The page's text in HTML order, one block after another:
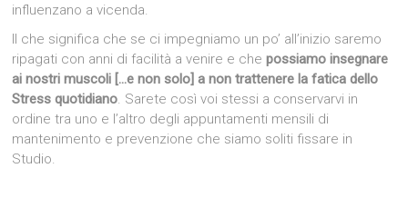
influenzano a vicenda.
Il che significa che se ci impegniamo un po’ all’inizio saremo
ripagati con anni di facilità a venire e chepossiamo insegnare
ai nostri muscoli […e non solo] a non trattenere la fatica dello
Stress quotidiano. Sarete così voi stessi a conservarvi in
ordine tra uno e l’altro degli appuntamenti mensili di
mantenimento e prevenzione che siamo soliti fissare in
Studio.